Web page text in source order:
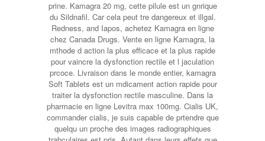
prine. Kamagra 20 mg, cette pilule est un gnrique
du Sildnafil. Car cela peut tre dangereux et illgal.
Redness, and Iapos, achetez Kamagra en ligne
chez Canada Drugs. Vente en ligne Kamagra, la
mthode d action la plus efficace et la plus rapide
pour vaincre la dysfonction rectile et l jaculation
prcoce. Livraison dans le monde entier, kamagra
Soft Tablets est un mdicament action rapide pour
traiter la dysfonction rectile masculine. Dans la
pharmacie en ligne Levitra max 100mg. Cialis UK,
commander cialis, je suis capable de prtendre que
quelqu un proche des images radiographiques